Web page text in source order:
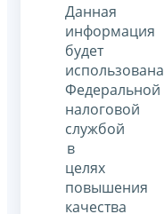
Данная
информация
будет
использована
Федеральной
налоговой
службой
в
целях
повышения
качества